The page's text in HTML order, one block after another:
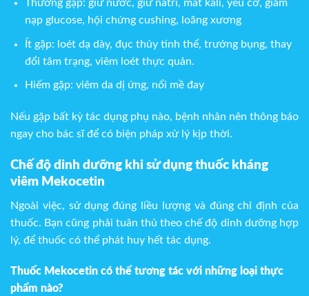
Thường gặp: giữ nước, giữ natri, mất kali, yếu cơ, giảm
nạp glucose, hội chứng cushing, loãng xương
Ít gặp: loét dạ dày, đục thủy tinh thể, trướng bụng, thay
đổi tâm trạng, viêm loét thực quản.
Hiếm gặp: viêm da dị ứng, nổi mề đay
Nếu gặp bất kỳ tác dụng phụ nào, bệnh nhân nên thông báo
ngay cho bác sĩ để có biện pháp xử lý kịp thời.
Chế độ dinh dưỡng khi sử dụng thuốc kháng
viêm Mekocetin
Ngoài việc, sử dụng đúng liều lượng và đúng chỉ định của
thuốc. Bạn cũng phải tuân thủ theo chế độ dinh dưỡng hợp
lý, để thuốc có thể phát huy hết tác dụng.
Thuốc Mekocetin có thể tương tác với những loại thực
phẩm nào?